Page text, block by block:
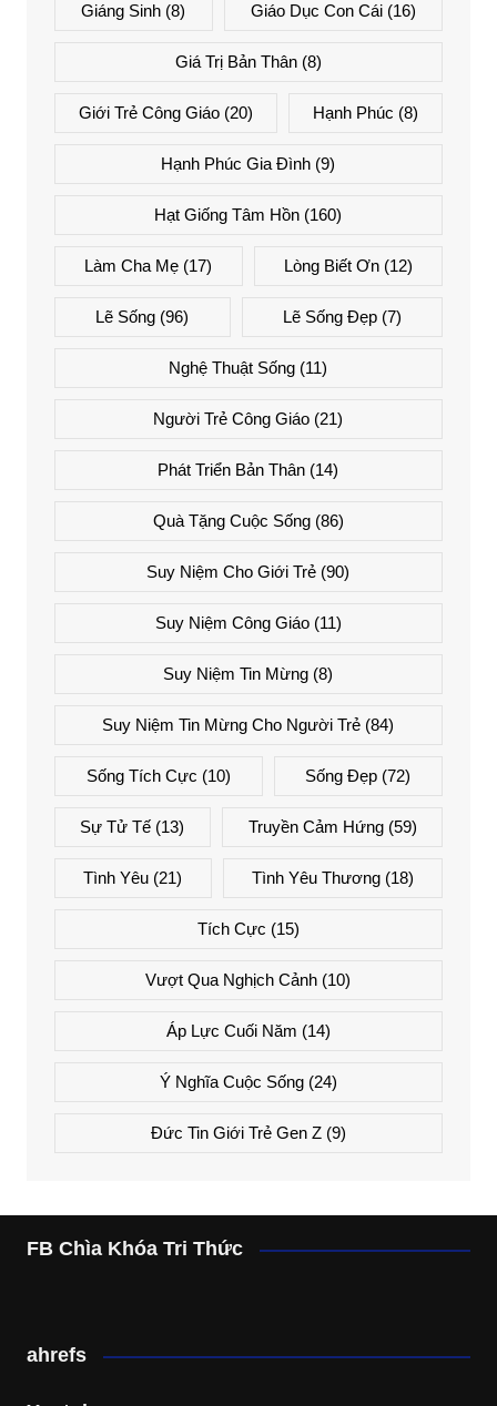
Giáng Sinh (8) Giáo Dục Con Cái(16)
Giá Trị Bản Thân(8)
Giới Trẻ Công Giáo(20) Hạnh Phúc (8)
Hạnh Phúc Gia Đình (9)
Hạt Giống Tâm Hồn (160)
Làm Cha Mẹ (17) Lòng Biết Ơn(12)
Lẽ Sống (96) Lẽ Sống Đẹp(7)
Nghệ Thuật Sống (11)
Người Trẻ Công Giáo (21)
Phát Triển Bản Thân (14)
Quà Tặng Cuộc Sống(86)
Suy Niệm Cho Giới Trẻ (90)
Suy Niệm Công Giáo(11)
Suy Niệm Tin Mừng (8)
Suy Niệm Tin Mừng Cho Người Trẻ (84)
Sống Tích Cực (10) Sống Đẹp (72)
Sự Tử Tế (13) Truyền Cảm Hứng(59)
Tình Yêu (21) Tình Yêu Thương(18)
Tích Cực (15)
Vượt Qua Nghịch Cảnh (10)
Áp Lực Cuối Năm (14)
Ý Nghĩa Cuộc Sống(24)
Đức Tin Giới Trẻ Gen Z(9)
FB Chìa Khóa Tri Thức
ahrefs